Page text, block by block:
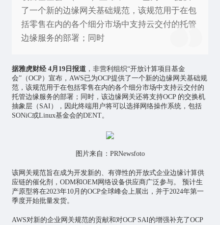
了一个新的边缘网关基础规范，该规范用于在包
括零售在内的各个细分市场中支持云交付的托管
边缘服务的部署；同时
据雅虎财经 4月19日报道，非营利组织“开放计算项目基金
会”（OCP）宣布，AWS已为OCP提供了一个新的边缘网关基础规
范，该规范用于在包括零售在内的各个细分市场中支持云交付的
托管边缘服务的部署；同时，该边缘网关还将支持OCP 的交换机
抽象层（SAI），因此终端用户将可以选择网络操作系统，包括
SONiC或Linux基金会的DENT。
图片来自：PRNewsfoto
该网关规范旨在成为开发新的、有弹性的开放式企业边缘计算供
应链的催化剂，ODM和OEM网络设备供应商广泛参与。 预计生
产原型将在2023年10月的OCP全球峰会上展出，并于2024年第一
季度开始批量发货。
AWS对新的企业网关规范的贡献和对OCP SAI的增强补充了OCP